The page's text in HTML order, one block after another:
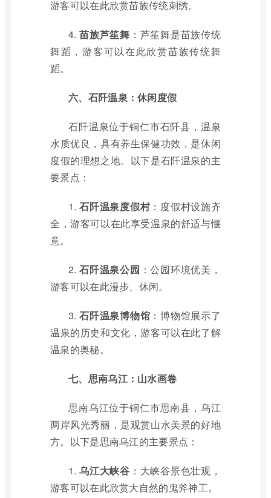
游客可以在此欣赏苗族传统刺绣。
4.苗族芦笙舞 ：芦笙舞是苗族传统
舞蹈，游客可以在此欣赏苗族传统舞
蹈。
六、石阡温泉：休闲度假
石阡温泉位于铜仁市石阡县，温泉
水质优良，具有养生保健功效，是休闲
度假的理想之地。以下是石阡温泉的主
要景点：
1.石阡温泉度假村：度假村设施齐
全，游客可以在此享受温泉的舒适与惬
意。
2.石阡温泉公园 ：公园环境优美，
游客可以在此漫步、休闲。
3.石阡温泉博物馆 ：博物馆展示了
温泉的历史和文化，游客可以在此了解
温泉的奥秘。
七、思南乌江：山水画卷
思南乌江位于铜仁市思南县，乌江
两岸风光秀丽，是观赏山水美景的好地
方。以下是思南乌江的主要景点：
1.乌江大峡谷 ：大峡谷景色壮观，
游客可以在此欣赏大自然的鬼斧神工。